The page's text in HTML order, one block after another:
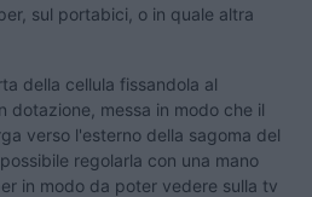
sul portabici, o in quale altra
della cellula fissandola al
dotazione, messa in modo che il
verso l'esterno della sagoma del
regolarla con una mano
in modo da poter vedere sulla tv